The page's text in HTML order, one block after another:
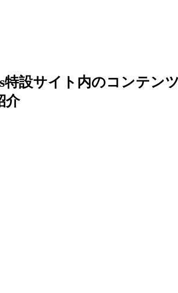
特設サイト内のコンテン
介